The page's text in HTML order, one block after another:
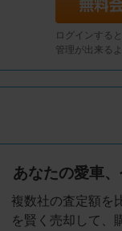
ログインする
管理が出来る
あなたの愛車
複数社の査定額を
を賢く売却して、